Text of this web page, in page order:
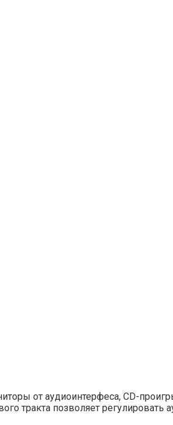
от аудиоинтерфеса, CD-
тракта позволяет регулировать